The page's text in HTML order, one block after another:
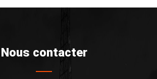
Nous contacter